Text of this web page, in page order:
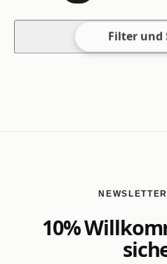
Filter und
Gehe zu
10%